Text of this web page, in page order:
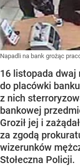
Napadli na bank grożąc
16 listopada
do placówki
z nich
bankowej
Groził jej i
za zgodą
wizerunków
Stołeczna Policji.